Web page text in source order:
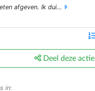
afgeven. Ik dui…
Deel deze actie
in: